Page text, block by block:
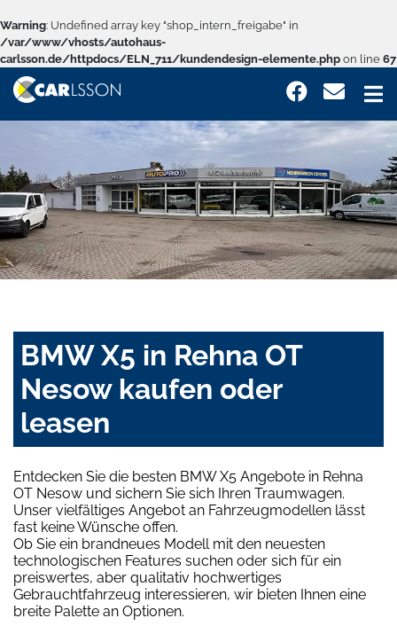
Warning: Undefined array key "shop_intern_freigabe" in
/var/www/vhosts/autohaus-
carlsson.de/httpdocs/ELN_711/kundendesign-elemente.php on line 67
BMW X5 in Rehna OT
Nesow kaufen oder
leasen
Entdecken Sie die besten BMW X5 Angebote in Rehna
OT Nesow und sichern Sie sich Ihren Traumwagen.
Unser vielfältiges Angebot an Fahrzeugmodellen lässt
fast keine Wünsche offen.
Ob Sie ein brandneues Modell mit den neuesten
technologischen Features suchen oder sich für ein
preiswertes, aber qualitativ hochwertiges
Gebrauchtfahrzeug interessieren, wir bieten Ihnen eine
breite Palette an Optionen.